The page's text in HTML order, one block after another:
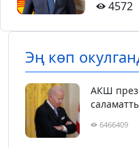
4572
Эң көп
АКШ
6466409